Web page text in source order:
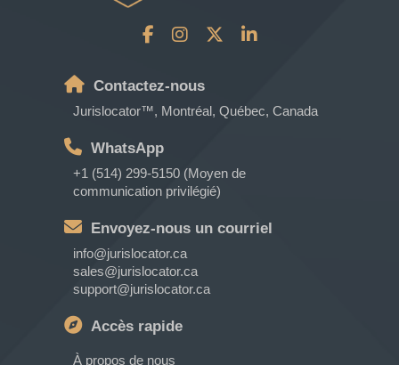
Contactez-nous
Jurislocator™, Montréal, Québec, Canada
WhatsApp
+1 (514) 299-5150 (Moyen de
communication privilégié)
Envoyez-nous un courriel
info@jurislocator.ca
sales@jurislocator.ca
support@jurislocator.ca
Accès rapide
À propos de nous